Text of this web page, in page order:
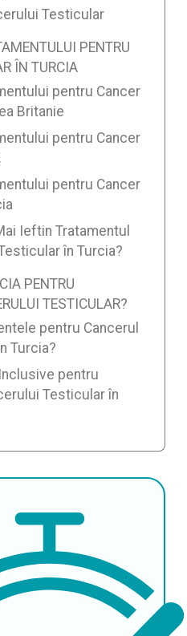
Testicular
PENTRU
ÎN TURCIA
pentru Cancer
Britanie
pentru Cancer
pentru Cancer
Ieftin Tratamentul
în Turcia?
PENTRU
TESTICULAR?
pentru Cancerul
Turcia?
pentru
Testicular în